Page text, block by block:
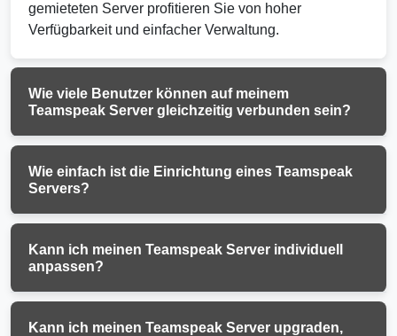
gemieteten Server profitieren Sie von hoher
Verfügbarkeit und einfacher Verwaltung.
Wie viele Benutzer können auf meinem
Teamspeak Server gleichzeitig verbunden sein?
Wie einfach ist die Einrichtung eines Teamspeak
Servers?
Kann ich meinen Teamspeak Server individuell
anpassen?
Kann ich meinen Teamspeak Server upgraden,